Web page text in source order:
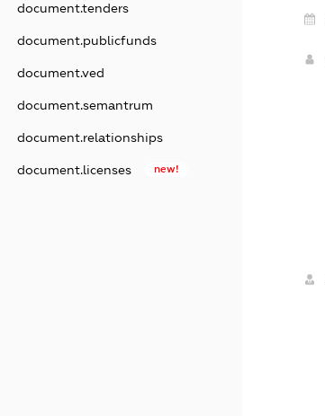
document.tenders
document.publicfunds
document.ved
document.semantrum
document.relationships
document.licenses new!